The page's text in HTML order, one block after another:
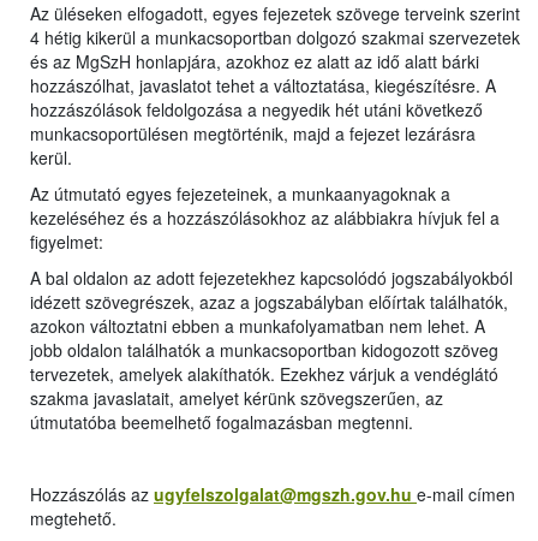
Az üléseken elfogadott, egyes fejezetek szövege terveink szerint
4 hétig kikerül a munkacsoportban dolgozó szakmai szervezetek
és az MgSzH honlapjára, azokhoz ez alatt az idő alatt bárki
hozzászólhat, javaslatot tehet a változtatása, kiegészítésre. A
hozzászólások feldolgozása a negyedik hét utáni következő
munkacsoportülésen megtörténik, majd a fejezet lezárásra
kerül.
Az útmutató egyes fejezeteinek, a munkaanyagoknak a
kezeléséhez és a hozzászólásokhoz az alábbiakra hívjuk fel a
figyelmet:
A bal oldalon az adott fejezetekhez kapcsolódó jogszabályokból
idézett szövegrészek, azaz a jogszabályban előírtak találhatók,
azokon változtatni ebben a munkafolyamatban nem lehet. A
jobb oldalon találhatók a munkacsoportban kidogozott szöveg
tervezetek, amelyek alakíthatók. Ezekhez várjuk a vendéglátó
szakma javaslatait, amelyet kérünk szövegszerűen, az
útmutatóba beemelhető fogalmazásban megtenni.
Hozzászólás az ugyfelszolgalat@mgszh.gov.hu e-mail címen
megtehető.